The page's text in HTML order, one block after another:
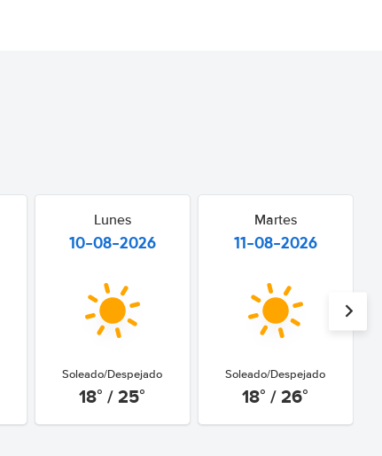
Lunes
10-08-2026
Soleado/Despejado
18° / 25°
Martes
11-08-2026
Soleado/Despejado
18° / 26°